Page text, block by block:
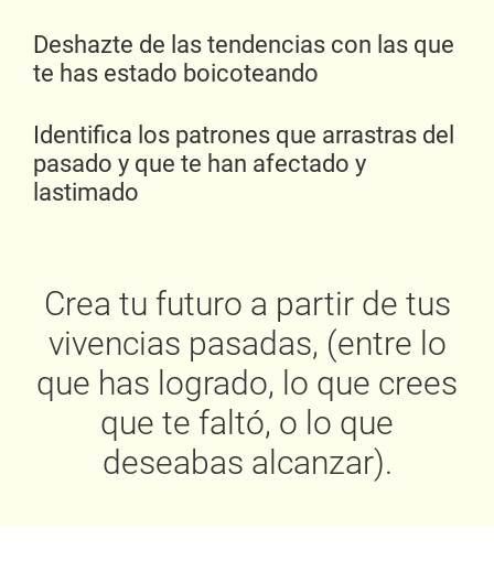
Deshazte de las tendencias con las que
te has estado boicoteando
Identifica los patrones que arrastras del
pasado y que te han afectado y
lastimado
Crea tu futuro a partir de tus
vivencias pasadas, (entre lo
que has logrado, lo que crees
que te faltó, o lo que
deseabas alcanzar).